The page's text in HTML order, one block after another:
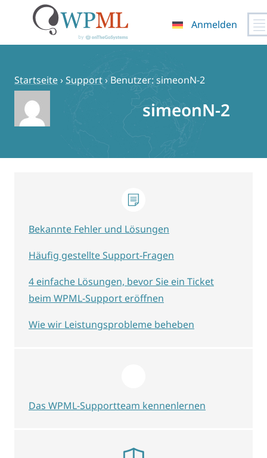
springen
Anmelden
Startseite›Support› Benutzer: simeonN-2
simeonN-2
Bekannte Fehler und Lösungen
Häufig gestellte Support-Fragen
4 einfache Lösungen, bevor Sie ein Ticket
beim WPML-Support eröffnen
Wie wir Leistungsprobleme beheben
Das WPML-Supportteam kennenlernen